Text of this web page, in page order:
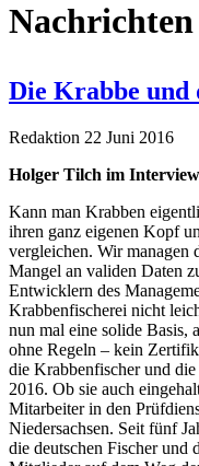
Nachrichten
Die Krabbe
Redaktion 22 Juni 2016
Holger Tilch im Interview
Kann man Krabben
ihren ganz eigenen Kopf
vergleichen. Wir managen
Mangel an validen Daten
Entwicklern des
Krabbenfischerei nicht
nun mal eine solide Basis,
ohne Regeln – kein
die Krabbenfischer und
2016. Ob sie auch
Mitarbeiter in den
Niedersachsen. Seit fünf
die deutschen Fischer